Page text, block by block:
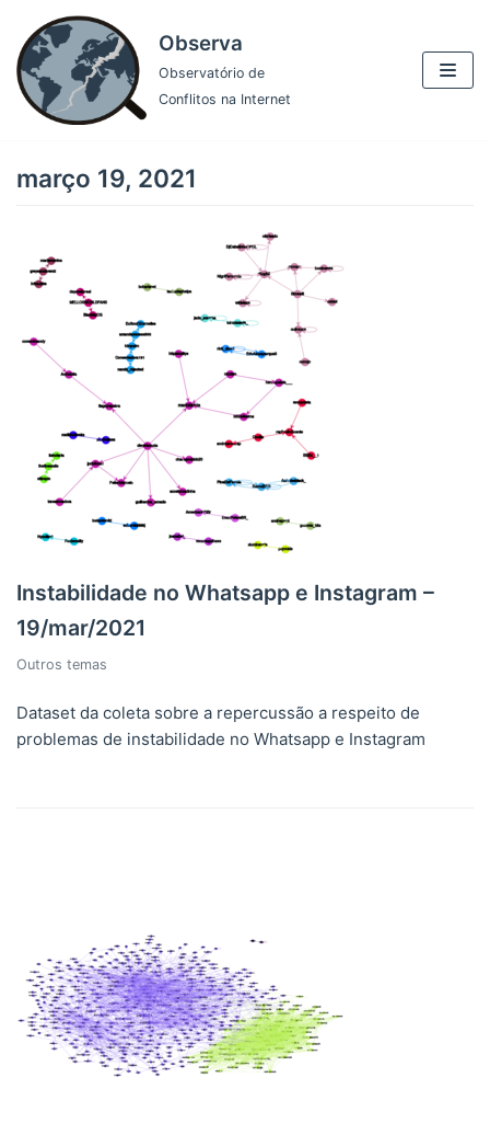
Pular
para
o
conteúdo
Observa
Observatório de
Conflitos na Internet
março 19, 2021
Instabilidade no Whatsapp e Instagram –
19/mar/2021
Outros temas
Dataset da coleta sobre a repercussão a respeito de
problemas de instabilidade no Whatsapp e Instagram